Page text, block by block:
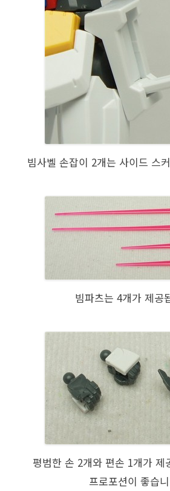
빔사벨 손잡이 2개는 사이드 스
빔파츠는 4개가 제공
평범한 손 2개와 편손 1개가 제
프로포션이 좋습